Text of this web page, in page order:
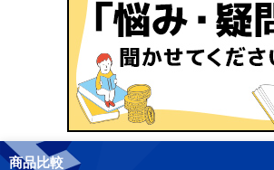
商品比較